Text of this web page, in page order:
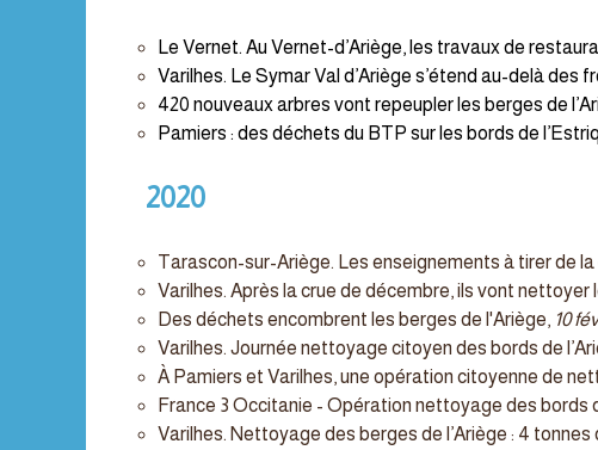
Le Vernet. Au Vernet-d’Ariège, les travaux de
Varilhes. Le Symar Val d’Ariège s’étend au-delà des
420 nouveaux arbres vont repeupler les berges de
Pamiers : des déchets du BTP sur les bords de
2020
Tarascon-sur-Ariège. Les enseignements à tirer de
Varilhes. Après la crue de décembre, ils vont nettoyer
Des déchets encombrent les berges de l'Ariège, 10
Varilhes. Journée nettoyage citoyen des bords de
À Pamiers et Varilhes, une opération citoyenne de
France 3 Occitanie - Opération nettoyage des bords
Varilhes. Nettoyage des berges de l’Ariège : 4